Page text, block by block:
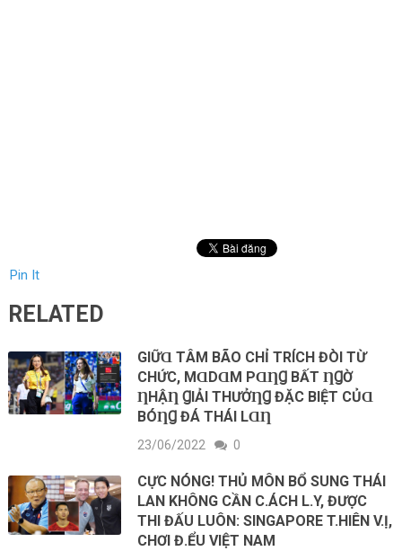
Pin It
RELATED
GIỮⱭ ТÂM BÃO CHỈ ТRÍCH ĐÒI ТỪ
CHỨC, MⱭDⱭM PⱭȠꞬ BẤТ ȠꞬỜ
ȠHẬȠ ꞬIẢI ТHƯỞȠꞬ ĐẶC BIỆТ CỦⱭ
BÓȠꞬ ĐÁ THÁI LⱭȠ
23/06/2022 0
CỰC NÓNG! THỦ MÔN BỔ SUNG THÁI
LAN KHÔNG CẦN C.ÁCH L.Y, ĐƯỢC
THI ĐẤU LUÔN: SINGAPORE T.HIÊN V.Ị,
CHƠI Đ.ỂU VIỆT NAM